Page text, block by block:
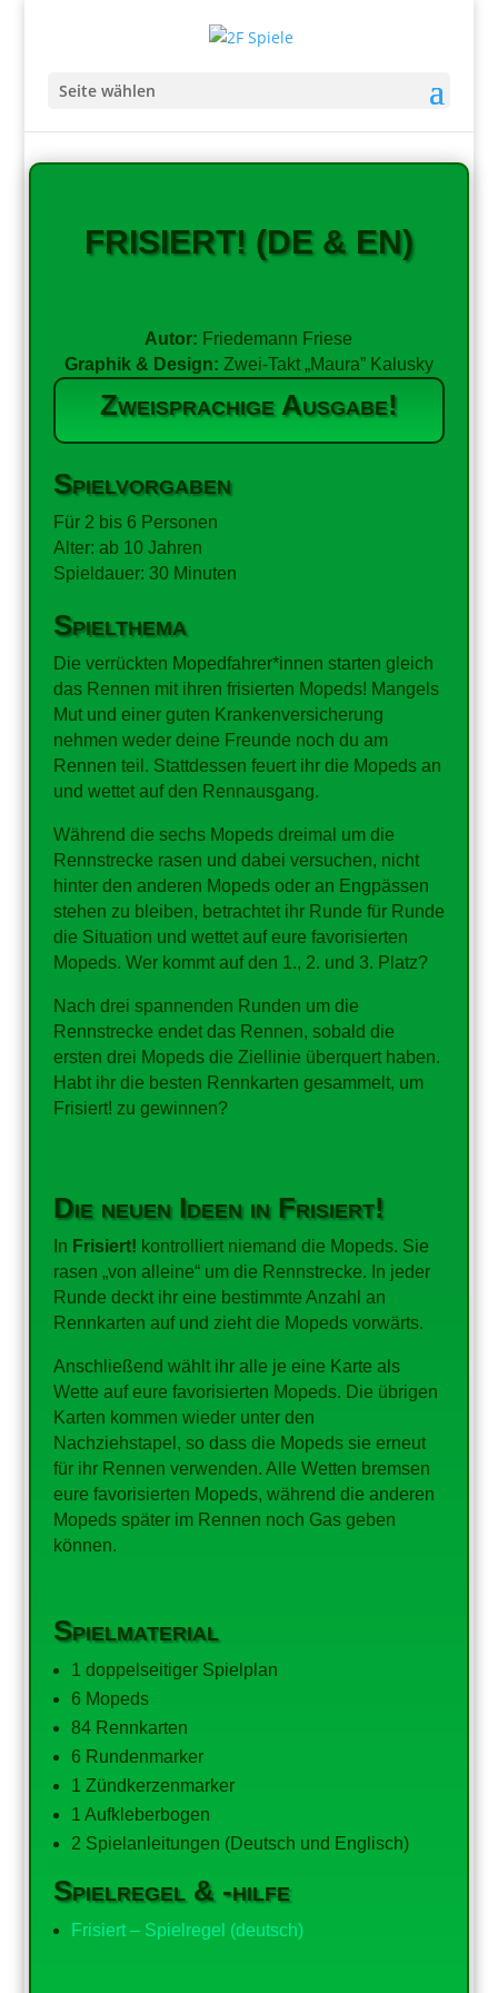
Seite wählen
FRISIERT! (DE & EN)
Autor: Friedemann Friese
Graphik & Design: Zwei-Takt „Maura” Kalusky
Zweisprachige Ausgabe!
Spielvorgaben
Für 2 bis 6 Personen
Alter: ab 10 Jahren
Spieldauer: 30 Minuten
Spielthema
Die verrückten Mopedfahrer*innen starten gleich
das Rennen mit ihren frisierten Mopeds! Mangels
Mut und einer guten Krankenversicherung
nehmen weder deine Freunde noch du am
Rennen teil. Stattdessen feuert ihr die Mopeds an
und wettet auf den Rennausgang.
Während die sechs Mopeds dreimal um die
Rennstrecke rasen und dabei versuchen, nicht
hinter den anderen Mopeds oder an Engpässen
stehen zu bleiben, betrachtet ihr Runde für Runde
die Situation und wettet auf eure favorisierten
Mopeds. Wer kommt auf den 1., 2. und 3. Platz?
Nach drei spannenden Runden um die
Rennstrecke endet das Rennen, sobald die
ersten drei Mopeds die Ziellinie überquert haben.
Habt ihr die besten Rennkarten gesammelt, um
Frisiert! zu gewinnen?
Die neuen Ideen in Frisiert!
In Frisiert! kontrolliert niemand die Mopeds. Sie
rasen „von alleine“ um die Rennstrecke. In jeder
Runde deckt ihr eine bestimmte Anzahl an
Rennkarten auf und zieht die Mopeds vorwärts.
Anschließend wählt ihr alle je eine Karte als
Wette auf eure favorisierten Mopeds. Die übrigen
Karten kommen wieder unter den
Nachziehstapel, so dass die Mopeds sie erneut
für ihr Rennen verwenden. Alle Wetten bremsen
eure favorisierten Mopeds, während die anderen
Mopeds später im Rennen noch Gas geben
können.
Spielmaterial
1 doppelseitiger Spielplan
6 Mopeds
84 Rennkarten
6 Rundenmarker
1 Zündkerzenmarker
1 Aufkleberbogen
2 Spielanleitungen (Deutsch und Englisch)
Spielregel & -hilfe
Frisiert – Spielregel (deutsch)